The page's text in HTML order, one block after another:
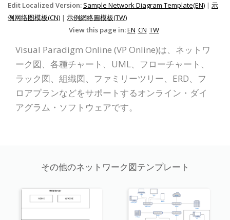
Edit Localized Version: Sample Network Diagram Template(EN) | 示
例网络图模板(CN) | 示例網絡圖模板(TW)
View this page in:EN CN TW
Visual Paradigm Online (VP Online)は、ネットワ
ーク図、各種チャート、UML、フローチャート、
ラック図、組織図、ファミリーツリー、ERD、フ
ロアプランなどをサポートするオンライン・ダイ
アグラム・ソフトウェアです。
その他のネットワーク図テンプレート